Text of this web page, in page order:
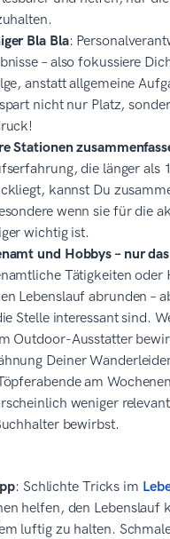
Bla Bla:
– also fokussiere
anstatt allgemeine
nicht nur Platz,
Stationen
die länger als
kannst Du
wenn sie für die
wichtig ist.
und Hobbys – nur
Tätigkeiten oder
Lebenslauf abrunden –
Stelle interessant sind.
Outdoor-Ausstatter
Deiner
am
weniger
bewirbst.
: Schlichte Tricks im
helfen, den Lebenslauf
luftig zu halten.